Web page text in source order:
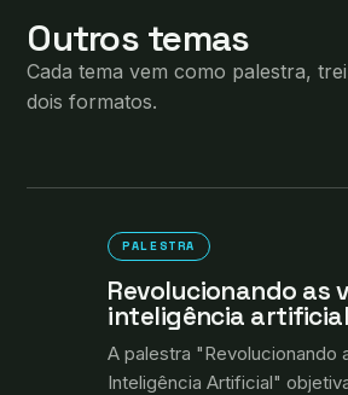
Outros temas
Cada tema vem como palestra,
dois formatos.
PALESTRA
Revolucionando as
inteligência artificial
A palestra "Revolucionando
Inteligência Artificial"